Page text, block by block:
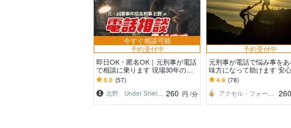
今すぐ相談可能
予約受付中
即日OK・匿名OK｜元刑事が電話
で相談に乗ります 現場30年の実
務視点｜警察に行く前に状況を整
理｜トラブル悩み
5.0 (57)
北野 Under Shield代表 260 円 /分
予約受付中
元刑事が電話で悩み事を
味方になって助けます 安心
得たい方は直ぐに電話をし
い。笑顔を取り戻そう
4.9 (78)
アクセル・フォーリー
260